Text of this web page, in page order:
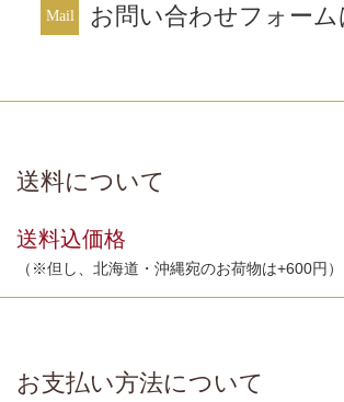
お問い合わせフォーム
送料について
送料込価格
（※但し、北海道・沖縄宛のお荷物は+600円）
お支払い方法について